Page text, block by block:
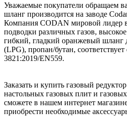
Уважаемые покупатели обращаем
шланг производится на заводе
Компания CODAN мировой лидер
подводки различных газов,
гибкий, гладкий оранжевый шланг
(LPG), пропан/бутан,
3821:2019/EN559.
Заказать и купить газовый
настольных газовых плит и
сможете в нашем интернет
приобрести необходимые